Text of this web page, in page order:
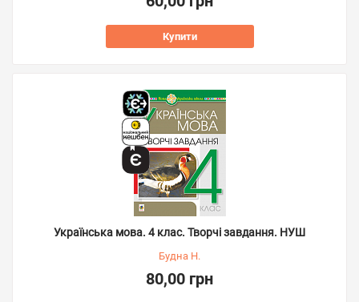
Купити
Українська мова. 4 клас. Творчі завдання. НУШ
Будна Н.
80,00 грн